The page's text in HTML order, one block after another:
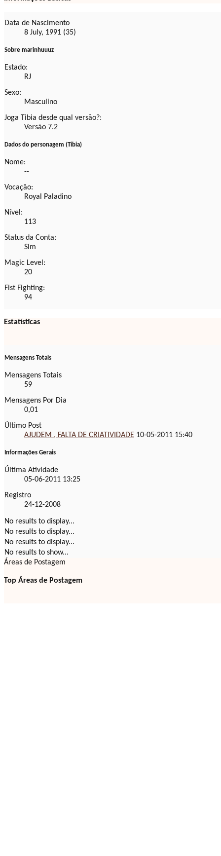
Data de Nascimento
8 July, 1991 (35)
Sobre marinhuuuz
Estado:
RJ
Sexo:
Masculino
Joga Tibia desde qual versão?:
Versão 7.2
Dados do personagem (Tibia)
Nome:
--
Vocação:
Royal Paladino
Nível:
113
Status da Conta:
Sim
Magic Level:
20
Fist Fighting:
94
Estatísticas
Mensagens Totais
Mensagens Totais
59
Mensagens Por Dia
0,01
Último Post
AJUDEM , FALTA DE CRIATIVIDADE 10-05-2011 15:40
Informações Gerais
Última Atividade
05-06-2011 13:25
Registro
24-12-2008
No results to display...
No results to display...
No results to display...
No results to show...
Áreas de Postagem
Top Áreas de Postagem